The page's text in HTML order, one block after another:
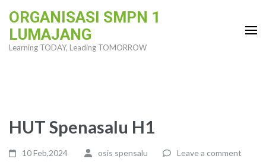
content
ORGANISASI SMPN 1
LUMAJANG
Learning TODAY, Leading TOMORROW
HUT Spenasalu H1
10 Feb,2024 osis spensalu Leave a comment